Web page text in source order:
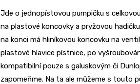
Jde o jednopístovou pumpičku s
na plastové koncovky a pryžovou
na konci má hliníkovou koncovku na
plastové hlavice pístnice, po
kompatibilní pouze s galuskovým či
zapomeňme. Na ta ale můžeme s touto